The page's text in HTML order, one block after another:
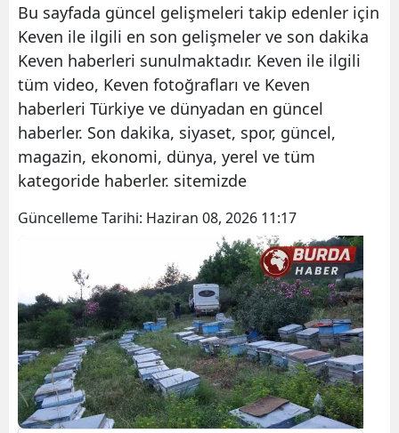
Bu sayfada güncel gelişmeleri takip edenler için
Keven ile ilgili en son gelişmeler ve son dakika
Keven haberleri sunulmaktadır. Keven ile ilgili
tüm video, Keven fotoğrafları ve Keven
haberleri Türkiye ve dünyadan en güncel
haberler. Son dakika, siyaset, spor, güncel,
magazin, ekonomi, dünya, yerel ve tüm
kategoride haberler. sitemizde
Güncelleme Tarihi: Haziran 08, 2026 11:17